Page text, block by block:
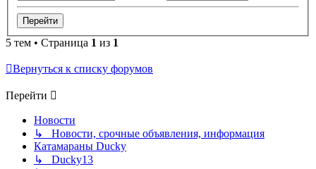
5 тем • Страница 1 из 1
Вернуться к списку форумов
Перейти
Новости
↳ Новости, срочные объявления, информация
Катамараны Ducky
↳ Ducky13